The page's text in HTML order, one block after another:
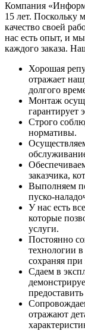
Компания
15 лет. Поскольку
качество своей
нас есть опыт, и
каждого заказа.
Хорошая
отражает
долгого
Монтаж
гарантирует
Строго
нормативы.
заказчика,
Выполняем
пуско-
У нас есть
которые
услуги.
Постоянно
технологии
сохраняя
Сдаем в
отражают